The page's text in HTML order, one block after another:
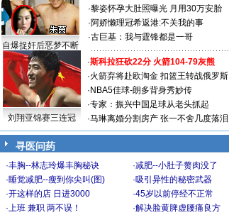
自爆捉奸后恶梦不断
·黎姿怀孕大肚照曝光 月用30万安胎
·阿娇懒理冠希返港:不关我的事
·古巨基：我与霆锋都是一哥
刘翔亚锦赛三连冠
·斯科拉狂砍22分 火箭104-79灰熊
·火箭弃将赴欧淘金 扣篮王转战俄罗斯
· NBA5佳球-朗多背身秀妙传
·专家：振兴中国足球从老头抓起
·马琳离婚分割房产 张一不舍几度落泪
寻医问药
·丰胸--林志玲爆丰胸秘诀 ·减肥--小肚子赘肉没了
·睡觉减肥--瘦到你尖叫(图) ·吸引异性的秘密武器
·开这样的店 日进3000 ·45岁以前停经不正常
·上班 兼职 两不误！ ·解决脸黄脾虚腰痛良方